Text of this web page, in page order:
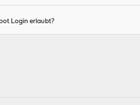
Login erlaubt?